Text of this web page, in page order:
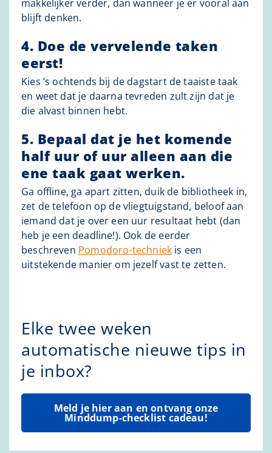
makkelijker verder, dan wanneer je er vooral aan
blijft denken.
4. Doe de vervelende taken
eerst!
Kies ‘s ochtends bij de dagstart de taaiste taak
en weet dat je daarna tevreden zult zijn dat je
die alvast binnen hebt.
5. Bepaal dat je het komende
half uur of uur alleen aan die
ene taak gaat werken.
Ga offline, ga apart zitten, duik de bibliotheek in,
zet de telefoon op de vliegtuigstand, beloof aan
iemand dat je over een uur resultaat hebt (dan
heb je een deadline!). Ook de eerder
beschreven Pomodoro-techniek is een
uitstekende manier om jezelf vast te zetten.
Elke twee weken
automatische nieuwe tips in
je inbox?
Meld je hier aan en ontvang onze
Minddump-checklist cadeau!